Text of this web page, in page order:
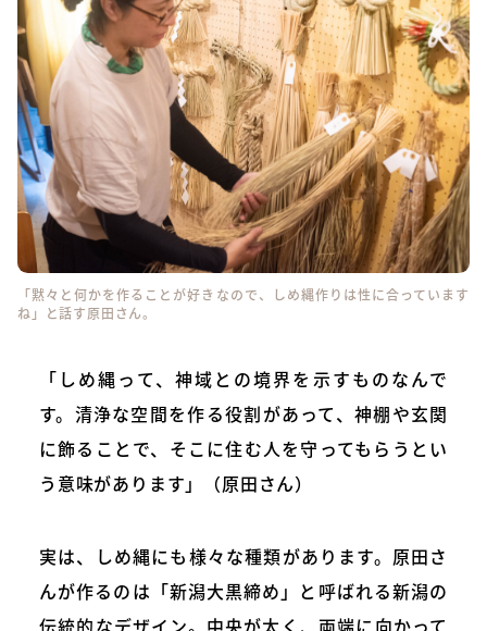
「黙々と何かを作ることが好きなので、しめ縄作りは性に合っています
ね」と話す原田さん。
「しめ縄って、神域との境界を示すものなんで
す。清浄な空間を作る役割があって、神棚や玄関
に飾ることで、そこに住む人を守ってもらうとい
う意味があります」（原田さん）
実は、しめ縄にも様々な種類があります。原田さ
んが作るのは「新潟大黒締め」と呼ばれる新潟の
伝統的なデザイン。中央が太く、両端に向かって